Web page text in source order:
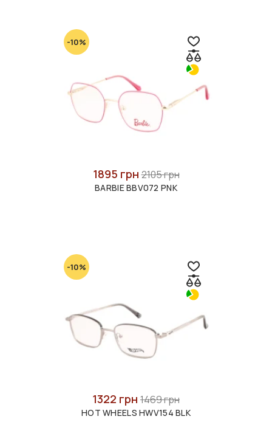
-10%
1895 грн2105 грн
BARBIE BBV072 PNK
-10%
1322 грн 1469 грн
HOT WHEELS HWV154 BLK